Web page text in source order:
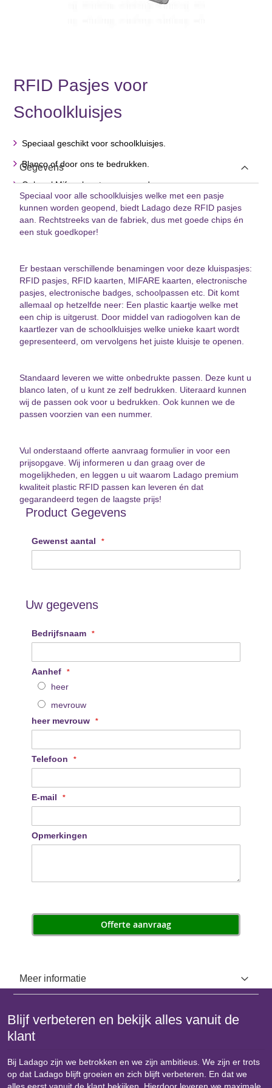
Ga
naar
begin
de
afbeeldingen-
gallerij
RFID Pasjes voor
Schoolkluisjes
Speciaal geschikt voor schoolkluisjes.
Blanco of door ons te bedrukken.
Ook wel Mifare kaarten genoemd.
Gegevens
Speciaal voor alle schoolkluisjes welke met een pasje
kunnen worden geopend, biedt Ladago deze RFID pasjes
aan. Rechtstreeks van de fabriek, dus met goede chips én
een stuk goedkoper!
Er bestaan verschillende benamingen voor deze kluispasjes:
RFID pasjes, RFID kaarten, MIFARE kaarten, electronische
pasjes, electronische badges, schoolpassen etc. Dit komt
allemaal op hetzelfde neer: Een plastic kaartje welke met
een chip is uitgerust. Door middel van radiogolven kan de
kaartlezer van de schoolkluisjes welke unieke kaart wordt
gepresenteerd, om vervolgens het juiste kluisje te openen.
Standaard leveren we witte onbedrukte passen. Deze kunt u
blanco laten, of u kunt ze zelf bedrukken. Uiteraard kunnen
wij de passen ook voor u bedrukken. Ook kunnen we de
passen voorzien van een nummer.
Vul onderstaand offerte aanvraag formulier in voor een
prijsopgave. Wij informeren u dan graag over de
mogelijkheden, en leggen u uit waarom Ladago premium
kwaliteit plastic RFID passen kan leveren én dat
gegarandeerd tegen de laagste prijs!
Product Gegevens
Gewenst aantal
Uw gegevens
Bedrijfsnaam
Aanhef
heer
mevrouw
heer mevrouw
Telefoon
E-mail
Opmerkingen
Offerte aanvraag
Meer informatie
Blijf verbeteren en bekijk alles vanuit de
klant
Bij Ladago zijn we betrokken en we zijn ambitieus. We zijn er trots
op dat Ladago blijft groeien en zich blijft verbeteren. En dat we